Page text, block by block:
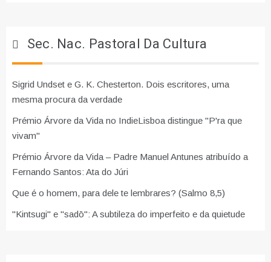
Sec. Nac. Pastoral Da Cultura
Sigrid Undset e G. K. Chesterton. Dois escritores, uma
mesma procura da verdade
Prémio Árvore da Vida no IndieLisboa distingue "P'ra que
vivam"
Prémio Árvore da Vida – Padre Manuel Antunes atribuído a
Fernando Santos: Ata do Júri
Que é o homem, para dele te lembrares? (Salmo 8,5)
"Kintsugi" e "sadō": A subtileza do imperfeito e da quietude